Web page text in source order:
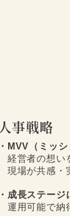
人事戦略
・MVV（ミッ
経営者の想い
現場が共感・
・成長ステー
運用可能で納